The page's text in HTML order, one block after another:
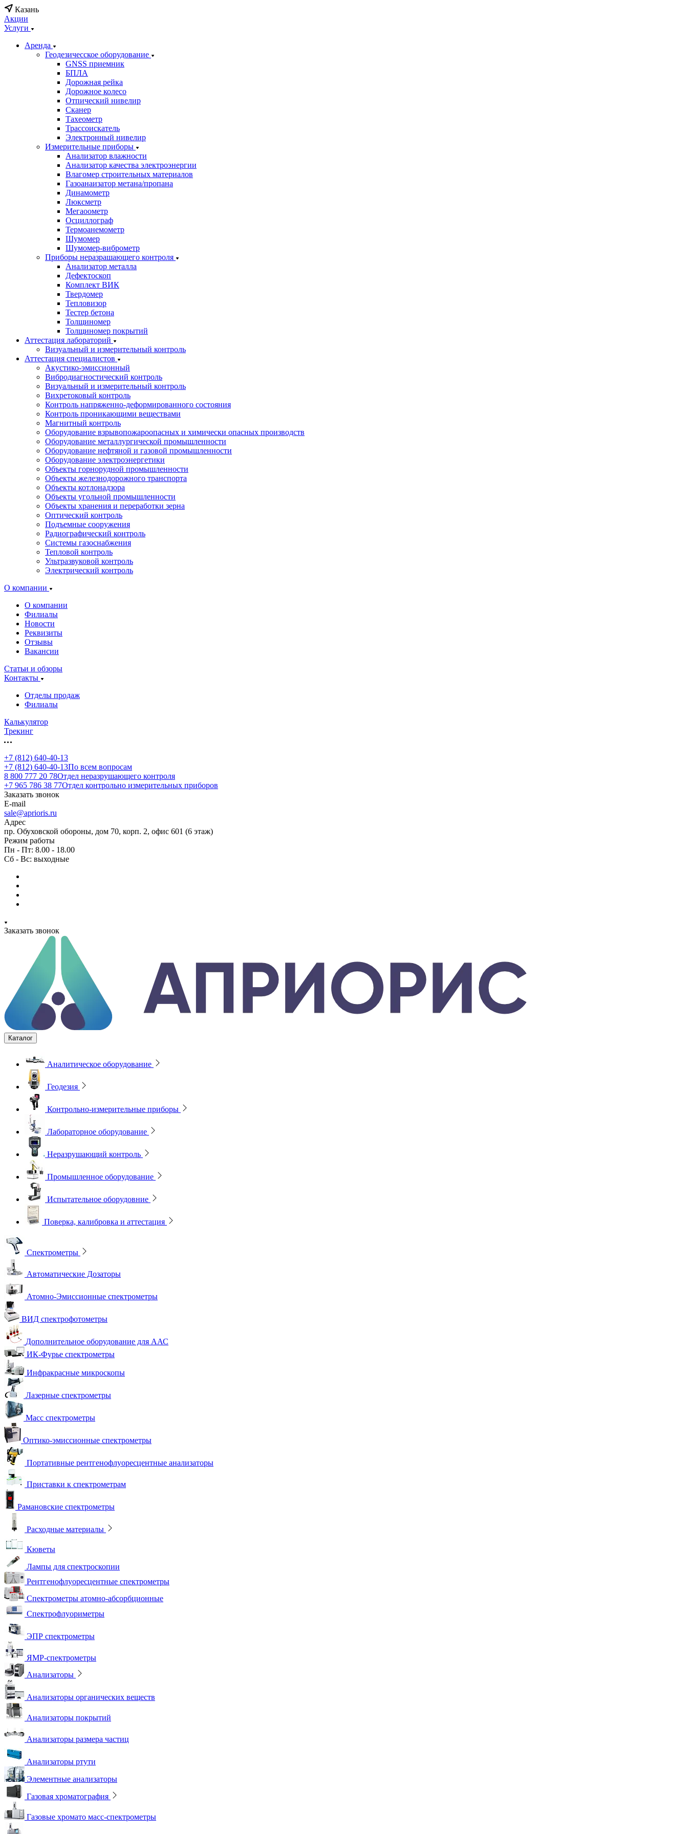
Казань
Акции
Услуги
Аренда
Геодезичесское оборудование
GNSS приемник
БПЛА
Дорожная рейка
Дорожное колесо
Отпический нивелир
Сканер
Тахеометр
Трассоискатель
Электронный нивелир
Измерительные приборы
Анализатор влажности
Анализатор качества электроэнергии
Влагомер строительных материалов
Газоанаизатор метана/пропана
Динамометр
Люксметр
Мегаоометр
Осциллограф
Термоанемометр
Шумомер
Шумомер-виброметр
Приборы неразрашающего контроля
Анализатор металла
Дефектоскоп
Комплект ВИК
Твердомер
Тепловизор
Тестер бетона
Толщиномер
Толщиномер покрытий
Аттестация лабораторий
Визуальный и измерительный контроль
Аттестация специалистов
Акустико-эмиссионный
Вибродиагностический контроль
Визуальный и измерительный контроль
Вихретоковый контроль
Контроль напряженно-деформированного состояния
Контроль проникающими веществами
Магнитный контроль
Оборудование взрывопожароопасных и химически опасных производств
Оборудование металлургической промышленности
Оборудование нефтяной и газовой промышленности
Оборудование электроэнергетики
Объекты горнорудной промышленности
Объекты железнодорожного транспорта
Объекты котлонадзора
Объекты угольной промышленности
Объекты хранения и переработки зерна
Оптический контроль
Подъемные сооружения
Радиографический контроль
Системы газоснабжения
Тепловой контроль
Ультразвуковой контроль
Электрический контроль
О компании
О компании
Филиалы
Новости
Реквизиты
Отзывы
Вакансии
Статьи и обзоры
Контакты
Отделы продаж
Филиалы
Калькулятор
Трекинг
+7 (812) 640-40-13
+7 (812) 640-40-13По всем вопросам
8 800 777 20 78Отдел неразрушающего контроля
+7 965 786 38 77Отдел контрольно измерительных приборов
Заказать звонок
E-mail
sale@aprioris.ru
Адрес
пр. Обуховской обороны, дом 70, корп. 2, офис 601 (6 этаж)
Режим работы
Пн - Пт: 8.00 - 18.00
Сб - Вс: выходные
Заказать звонок
Каталог
Аналитическое оборудование
Геодезия
Контрольно-измерительные приборы
Лабораторное оборудование
Неразрушающий контроль
Промышленное оборудование
Испытательное оборудовние
Поверка, калибровка и аттестация
Спектрометры
Автоматические Дозаторы
Атомно-Эмиссионные спектрометры
ВИД спектрофотометры
Дополнительное оборудование для ААС
ИК-Фурье спектрометры
Инфракрасные микроскопы
Лазерные спектрометры
Масс спектрометры
Оптико-эмиссионные спектрометры
Портативные рентгенофлуоресцентные анализаторы
Приставки к спектрометрам
Рамановские спектрометры
Расходные материалы
Кюветы
Лампы для спектроскопии
Рентгенофлуоресцентные спектрометры
Спектрометры атомно-абсорбционные
Спектрофлуориметры
ЭПР спектрометры
ЯМР-спектрометры
Анализаторы
Анализаторы органических веществ
Анализаторы покрытий
Анализаторы размера частиц
Анализаторы ртути
Элементные анализаторы
Газовая хроматография
Газовые хромато масс-спектрометры